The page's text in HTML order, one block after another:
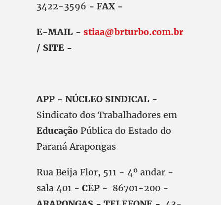
3422-3596 - FAX -
E-MAIL - stiaa@brturbo.com.br
/ SITE -
APP - NÚCLEO SINDICAL -
Sindicato dos Trabalhadores em
Educação Pública do Estado do
Paraná Arapongas
Rua Beija Flor, 511 - 4º andar -
sala 401 - CEP - 86701-200 -